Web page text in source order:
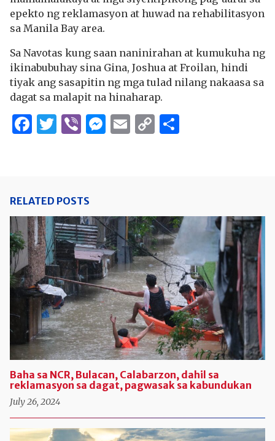
epekto ng reklamasyon at huwad na rehabilitasyon
sa Manila Bay area.
Sa Navotas kung saan naninirahan at kumukuha ng
ikinabubuhay sina Gina, Joshua at Froilan, hindi
tiyak ang sasapitin ng mga tulad nilang nakaasa sa
dagat sa malapit na hinaharap.
Facebook
Twitter
ViberMessenger
Email
Copy
RELATED POSTS
Baha sa NCR, Bulacan, Calabarzon, dahil sa
reklamasyon sa dagat, pagwasak sa kabundukan
July 26, 2024